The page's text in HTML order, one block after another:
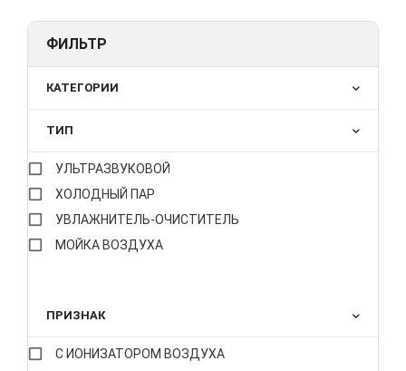
ФИЛЬТР
КАТЕГОРИИ
ТИП
УЛЬТРАЗВУКОВОЙ
ХОЛОДНЫЙ ПАР
УВЛАЖНИТЕЛЬ-ОЧИСТИТЕЛЬ
МОЙКА ВОЗДУХА
ПРИЗНАК
С ИОНИЗАТОРОМ ВОЗДУХА